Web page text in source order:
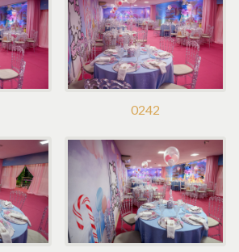
0242